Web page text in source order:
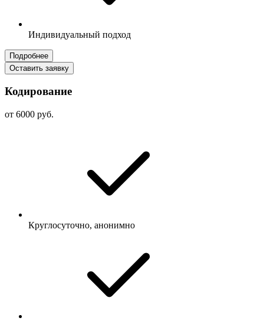
Индивидуальный подход
Подробнее
Оставить заявку
Кодирование
от 6000 руб.
Круглосуточно, анонимно